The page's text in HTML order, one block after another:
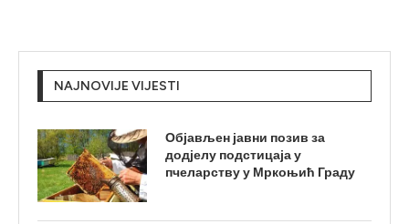
NAJNOVIJE VIJESTI
Објављен јавни позив за
додјелу подстицаја у
пчеларству у Мркоњић Граду